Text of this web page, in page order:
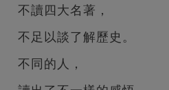
不讀四大名著，
不足以談了解歷史。
不同的人，